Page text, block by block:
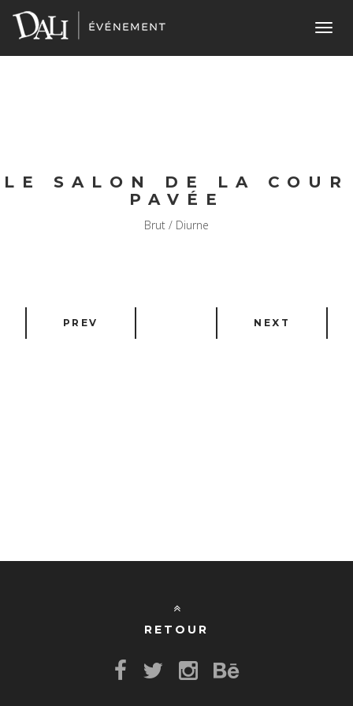
LE SALON DE LA COUR
PAVÉE
Brut / Diurne
PREV NEXT
RETOUR